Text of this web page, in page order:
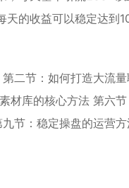
的收益可以稳定达
二节：如何打造大流
材库的核心方法 第六
节：稳定操盘的运营